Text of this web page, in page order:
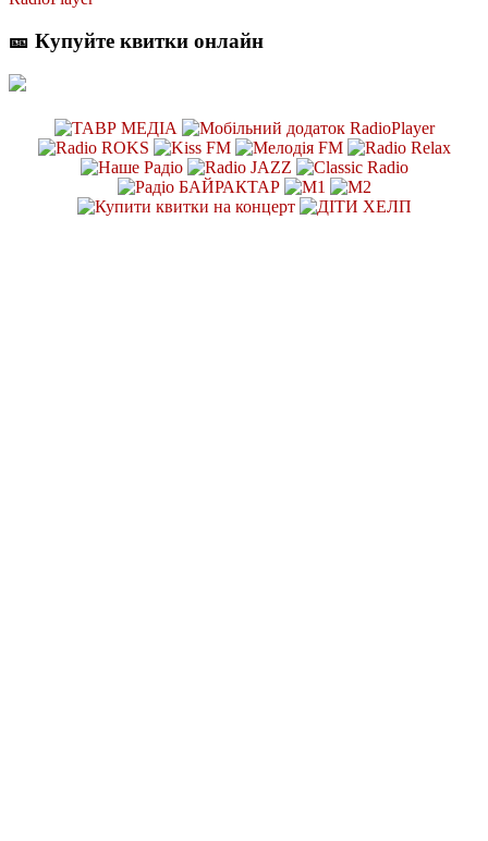
🎫 Купуйте квитки онлайн